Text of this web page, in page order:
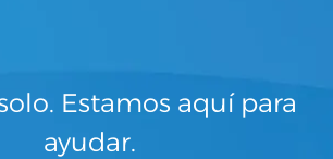
Estamos aquí para
ayudar.